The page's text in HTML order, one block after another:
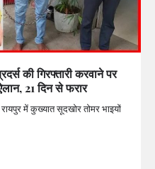
की गिरफ्तारी करवाने पर
21 दिन से फरार
में कुख्यात सूदखोर तोमर भाइयों